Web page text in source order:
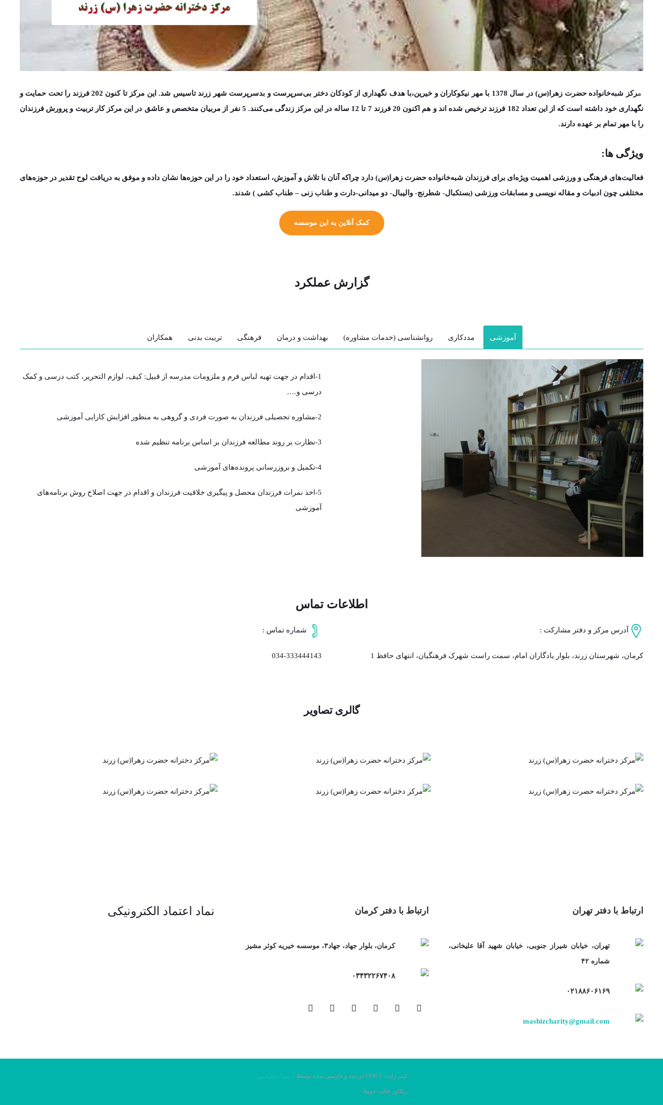
مرکز شبه‌خانواده حضرت زهرا(س) در سال 1378
با مهر نیکوکاران و خیرین،با هدف نگهداری از کودکان دختر بی‌سرپرست و بدسرپرست شهر زرند تاسیس شد. این مرکز تا کنون 202 فرزند را تحت حمایت و
نگهداری خود داشته است که از این تعداد 182 فرزند ترخیص شده اند و هم اکنون در این مرکز زندگی می‌کنند.
در این مرکز کار تربیت و پرورش فرزندان
را با مهر تمام بر عهده دارند.
ویژگی ها:
فعالیت­‌های فرهنگی و ورزشی اهمیت ویژه­‌ای برای فرزندان شبه­‌خانواده حضرت زهرا(س) دارد چراکه آنان با تلاش و آموزش، استعداد خود را در این حوزه­‌ها نشان داده و موفق به دریافت لوح تقدیر در حوزه‌های
مختلفی چون ادبیات و مقاله نویسی و مسابقات ورزشی (بستکبال- شطرنج- والیبال- دو میدانی-دارت و طناب زنی – طناب کشی ) شدند.
کمک آنلاین به این موسسه
گزارش عملکرد
آموزشی مددکاری روانشناسی (خدمات مشاوره) بهداشت و درمان فرهنگی تربیت بدنی همکاران
1-اقدام در جهت تهیه لباس فرم و ملزومات مدرسه از قبیل: کیف، لوازم التحریر، کتب درسی و کمک
درسی و….
2-مشاوره تحصیلی فرزندان به صورت فردی و گروهی به منظور افزایش کارایی آموزشی
3-نظارت بر روند مطالعه فرزندان بر اساس برنامه تنظیم شده
4-تکمیل و بروزرسانی پرونده‌های آموزشی
5-اخذ نمرات فرزندان محصل و پیگیری خلاقیت فرزندان و اقدام در جهت اصلاح روش برنامه‌های
آموزشی
اطلاعات تماس
آدرس مرکز و دفتر مشارکت :
کرمان، شهرستان زرند، بلوار یادگاران امام، سمت راست شهرک فرهنگیان، انتهای حافظ 1
شماره تماس :
034-333444143
گالری تصاویر
ارتباط با دفتر تهران
تهران، خیابان شیراز جنوبی، خیابان شهید آقا علیخانی،
شماره ۴۲
۰۲۱۸۸۶۰۶۱۶۹
mashizcharity@gmail.com
ارتباط با دفتر کرمان
کرمان، بلوار جهاد، جهاد۳، موسسه خیریه کوثر مشیز
۰۳۴۳۲۲۶۷۴۰۸
نماد اعتماد الکترونیکی
کپی رایت © 1396 ترجمه و فارسی شده توسط آرش ابراهیم پور
ریکاور قالب جوملا